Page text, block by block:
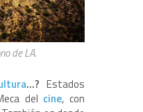
de LA.
…? Estados
del cine, con